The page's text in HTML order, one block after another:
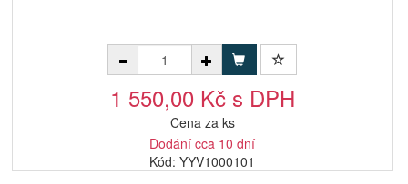
1 550,00 Kč s DPH
Cena za ks
Dodání cca 10 dní
Kód: YYV1000101